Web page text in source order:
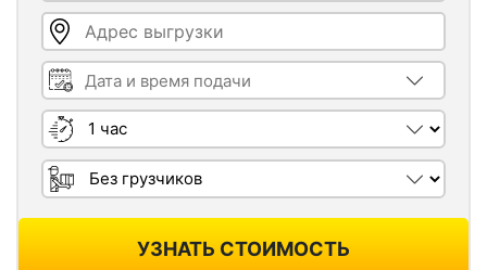
Адрес выгрузки
Дата и время подачи
Длительность
Грузчики
УЗНАТЬ СТОИМОСТЬ